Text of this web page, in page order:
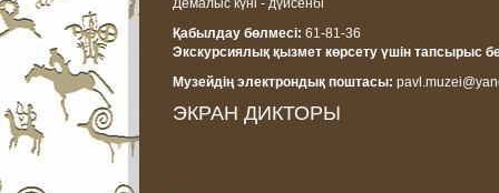
Демалыс күні - дүйсенбі
Қабылдау бөлмесі: 61-81-36
Экскурсиялық қызмет көрсету үшін тапсырыс
Музейдің электрондық поштасы:
ЭКРАН ДИКТОРЫ